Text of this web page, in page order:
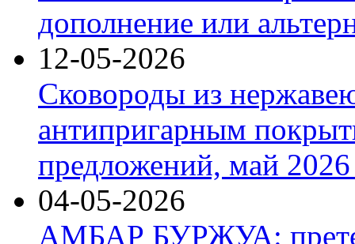
дополнение или
12-05-2026
Сковороды из
антипригарным
предложений, май 2026
04-05-2026
АМБАР БУРЖУА: